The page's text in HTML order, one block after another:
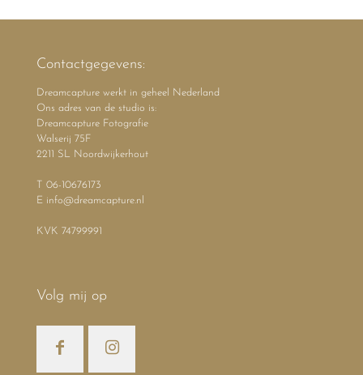
Contactgegevens:
Dreamcapture werkt in geheel Nederland
Ons adres van de studio is:
Dreamcapture Fotografie
Walserij 75F
2211 SL Noordwijkerhout
T 06-10676173
E info@dreamcapture.nl
KVK 74799991
Volg mij op